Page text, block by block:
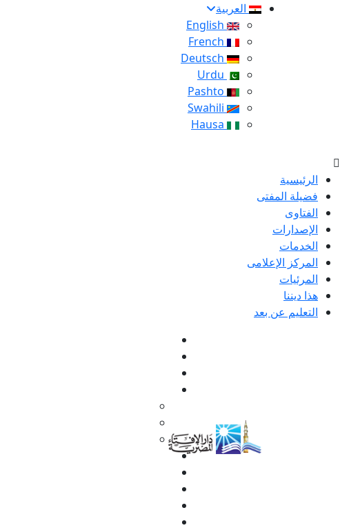
العربية
الرئيسية
فضيلة المفتى
الفتاوى
الإصدارات
الخدمات
المركز الإعلامى
المرئيات
هذا ديننا
التعليم عن بعد